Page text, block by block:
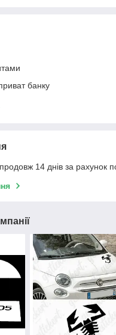
банку
14 днів за рахунок